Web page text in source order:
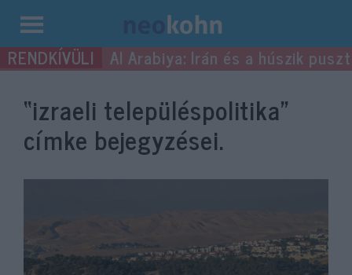
Kilépés
a Al Arabiya: Irán és a húszik
“izraeli településpolitika”
címke bejegyzései.